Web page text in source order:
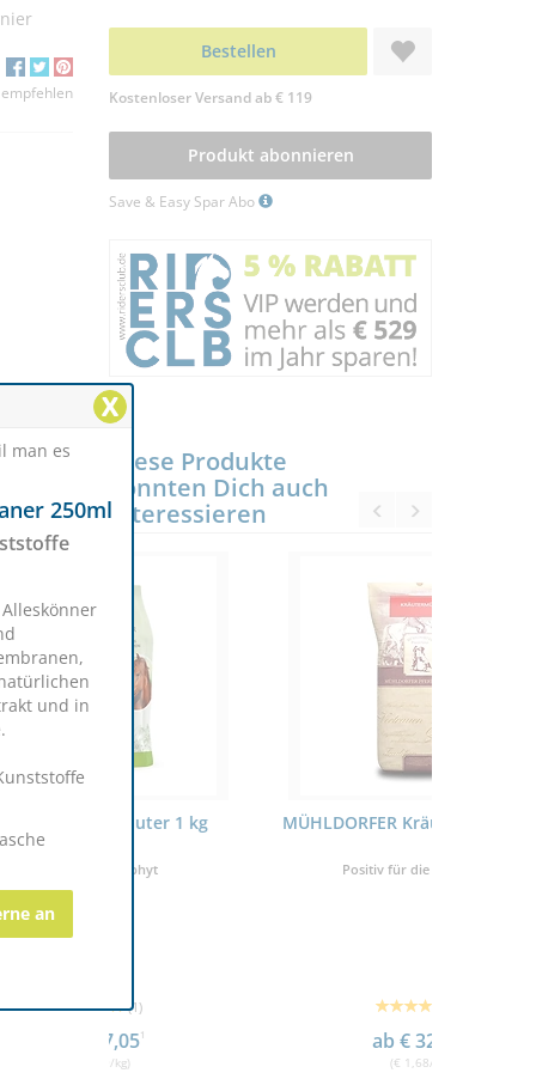
Bestellen
Kostenloser Versand ab € 119
Produkt abonnieren
Save & Easy Spar Abo
Diese Produkte
könnten Dich auch
interessieren
MÜHLDORFER Kräuter-Müsli 20kg
Positiv für die Atemwege
X
man es
250ml
und in
an